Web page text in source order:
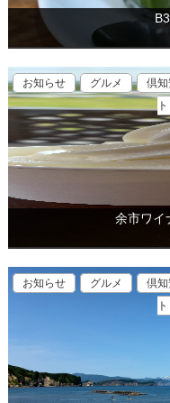
お知らせ グルメ 倶
ト
余市ワイ
お知らせ グルメ 倶
ト